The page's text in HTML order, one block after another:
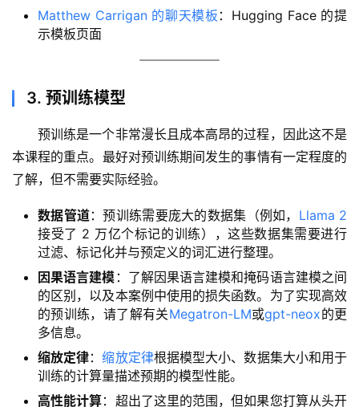
Matthew Carrigan 的聊天模板 ：Hugging Face 的提
示模板页面
3. 预训练模型
预训练是一个非常漫长且成本高昂的过程，因此这不是
本课程的重点。最好对预训练期间发生的事情有一定程度的
了解，但不需要实际经验。
数据管道：预训练需要庞大的数据集（例如， Llama 2
接受了 2 万亿个标记的训练），这些数据集需要进行
过滤、标记化并与预定义的词汇进行整理。
因果语言建模 ：了解因果语言建模和掩码语言建模之间
的区别，以及本案例中使用的损失函数。为了实现高效
的预训练，请了解有关Megatron-LM或gpt-neox的更
多信息。
缩放定律：缩放定律根据模型大小、数据集大小和用于
训练的计算量描述预期的模型性能。
高性能计算：超出了这里的范围，但如果您打算从头开